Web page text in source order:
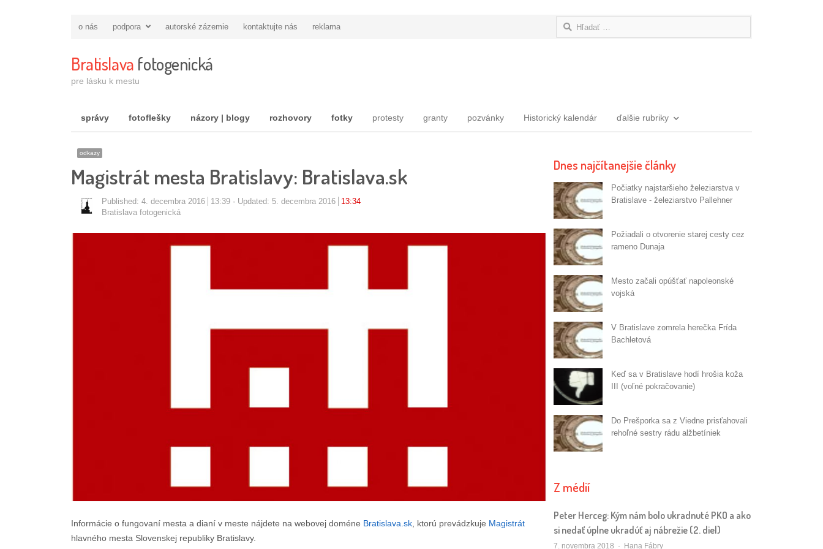
o nás podpora autorské zázemie kontaktujte nás reklama Hľadať:
Bratislava fotogenická
pre lásku k mestu
správy fotoflešky názory | blogy rozhovory fotky protesty granty pozvánky Historický kalendár ďalšie rubriky
odkazy
Magistrát mesta Bratislavy: Bratislava.sk
Published: 4. decembra 2016 13:39 Updated: 5. decembra 2016
13:34
Autor/ka
Bratislava fotogenická
Informácie o fungovaní mesta a dianí v meste nájdete na webovej doméne Bratislava.sk , ktorú prevádzkuje Magistrát
hlavného mesta Slovenskej republiky Bratislavy.
Dnes najčítanejšie články
Počiatky najstaršieho železiarstva v
Bratislave - železiarstvo Pallehner
Požiadali o otvorenie starej cesty cez
rameno Dunaja
Mesto začali opúšťať napoleonské
vojská
V Bratislave zomrela herečka Frída
Bachletová
Keď sa v Bratislave hodí hrošia koža
III (voľné pokračovanie)
Do Prešporka sa z Viedne prisťahovali
rehoľné sestry rádu alžbetíniek
Z médií
Peter Herceg: Kým nám bolo ukradnuté PKO a ako
si nedať úplne ukradúť aj nábrežie (2. diel)
7. novembra 2018 Autor/ka
Hana Fábry